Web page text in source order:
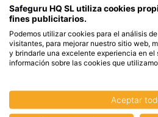
Safeguru HQ SL utiliza cookies
fines publicitarios.
Podemos utilizar cookies para el análisis
visitantes, para mejorar nuestro sitio web,
y brindarle una excelente experiencia en el
información sobre las cookies que
Aceptar